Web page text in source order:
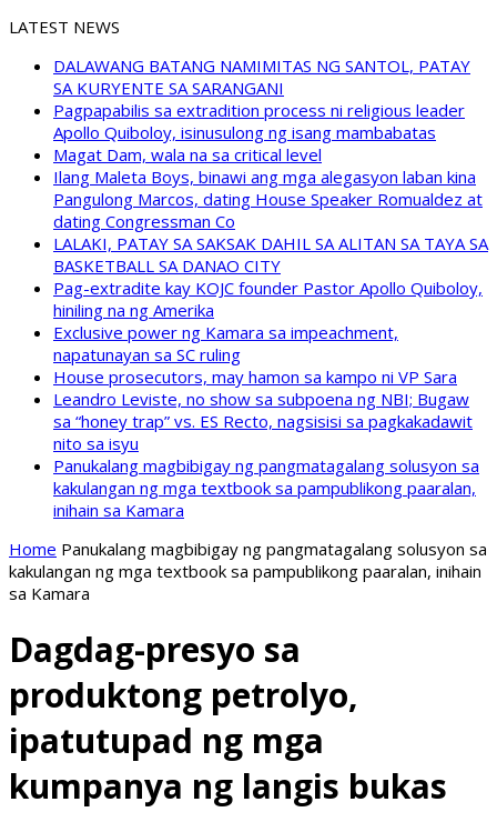
LATEST NEWS
DALAWANG BATANG NAMIMITAS NG SANTOL, PATAY
SA KURYENTE SA SARANGANI
Pagpapabilis sa extradition process ni religious leader
Apollo Quiboloy, isinusulong ng isang mambabatas
Magat Dam, wala na sa critical level
Ilang Maleta Boys, binawi ang mga alegasyon laban kina
Pangulong Marcos, dating House Speaker Romualdez at
dating Congressman Co
LALAKI, PATAY SA SAKSAK DAHIL SA ALITAN SA TAYA SA
BASKETBALL SA DANAO CITY
Pag-extradite kay KOJC founder Pastor Apollo Quiboloy,
hiniling na ng Amerika
Exclusive power ng Kamara sa impeachment,
napatunayan sa SC ruling
House prosecutors, may hamon sa kampo ni VP Sara
Leandro Leviste, no show sa subpoena ng NBI; Bugaw
sa “honey trap” vs. ES Recto, nagsisisi sa pagkakadawit
nito sa isyu
Panukalang magbibigay ng pangmatagalang solusyon sa
kakulangan ng mga textbook sa pampublikong paaralan,
inihain sa Kamara
Home Panukalang magbibigay ng pangmatagalang solusyon sa
kakulangan ng mga textbook sa pampublikong paaralan, inihain
sa Kamara
Dagdag-presyo sa
produktong petrolyo,
ipatutupad ng mga
kumpanya ng langis bukas